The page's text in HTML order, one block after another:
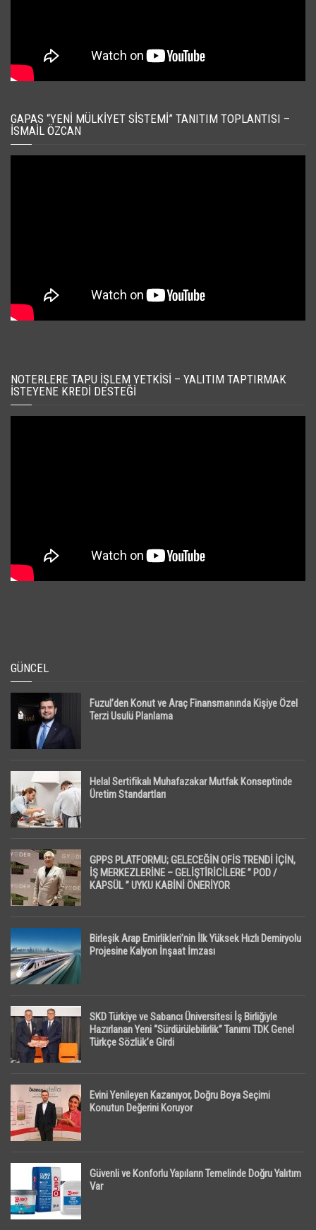
GAPAS “YENI MÜLKIYET SISTEMI” TANITIM TOPLANTISI –
İSMAIL ÖZCAN
NOTERLERE TAPU İŞLEM YETKISI – YALITIM TAPTIRMAK
İSTEYENE KREDI DESTEĞI
GÜNCEL
Fuzul’den Konut ve Araç Finansmanında Kişiye Özel
Terzi Usulü Planlama
Helal Sertifikalı Muhafazakar Mutfak Konseptinde
Üretim Standartları
GPPS PLATFORMU; GELECEĞİN OFİS TRENDİ İÇİN,
İŞ MERKEZLERİNE – GELİŞTİRİCİLERE ” POD /
KAPSÜL ” UYKU KABİNİ ÖNERİYOR
Birleşik Arap Emirlikleri’nin İlk Yüksek Hızlı Demiryolu
Projesine Kalyon İnşaat İmzası
SKD Türkiye ve Sabancı Üniversitesi İş Birliğiyle
Hazırlanan Yeni “Sürdürülebilirlik” Tanımı TDK Genel
Türkçe Sözlük’e Girdi
Evini Yenileyen Kazanıyor, Doğru Boya Seçimi
Konutun Değerini Koruyor
Güvenli ve Konforlu Yapıların Temelinde Doğru Yalıtım
Var